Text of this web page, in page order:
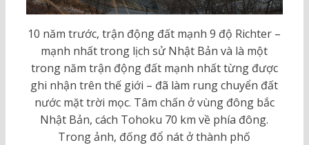
10 năm trước, trận động đất mạnh 9 độ Richter –
mạnh nhất trong lịch sử Nhật Bản và là một
trong năm trận động đất mạnh nhất từng được
ghi nhận trên thế giới – đã làm rung chuyển đất
nước mặt trời mọc. Tâm chấn ở vùng đông bắc
Nhật Bản, cách Tohoku 70 km về phía đông.
Trong ảnh, đống đổ nát ở thành phố